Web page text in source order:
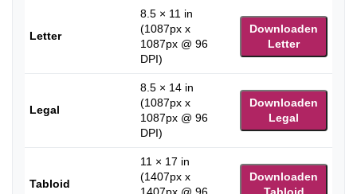
Letter
8.5 × 11 in
(1087px x
1087px @ 96
DPI)
Downloaden
Letter
Legal
8.5 × 14 in
(1087px x
1087px @ 96
DPI)
Downloaden
Legal
Tabloid
11 × 17 in
(1407px x
1407px @ 96
Downloaden
Tabloid